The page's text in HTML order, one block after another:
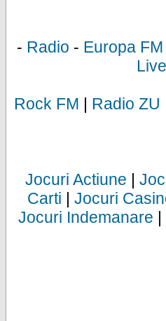
- Radio - Europa
Live
Rock FM | Radio ZU
Jocuri Actiune |
Carti | Jocuri
Jocuri Indemanare |